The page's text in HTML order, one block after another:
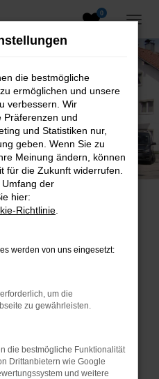
0
Audi & Skoda
dir helfen können:
und deine
zum Beispiel deine
die bestmögliche
ermöglichen und unsere
verbessern. Wir
Präferenzen und
und Statistiken nur,
geben. Wenn Sie zu
Meinung ändern, können
für die Zukunft widerrufen.
der
hier:
Richtlinie
werden von uns eingesetzt:
um die
zu gewährleisten.
die bestmögliche Funktionalität
Drittanbietern wie Google
und weitere